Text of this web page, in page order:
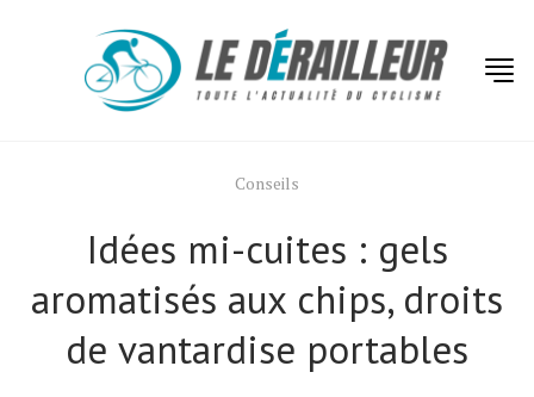
Conseils
Idées mi-cuites : gels
aromatisés aux chips, droits
de vantardise portables